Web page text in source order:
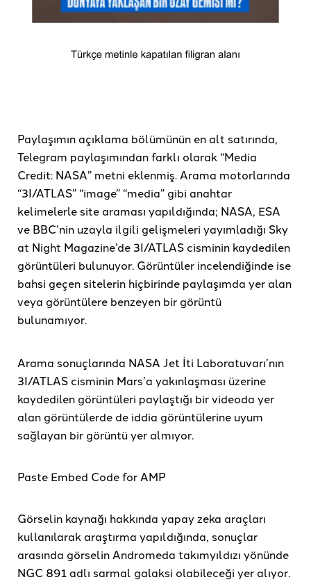
Paylaşımın açıklama bölümünün en alt satırında,
Telegram paylaşımından farklı olarak “Media
Credit: NASA” metni eklenmiş. Arama motorlarında
“3I/ATLAS” “image” “media” gibi anahtar
kelimelerle site araması yapıldığında; NASA, ESA
ve BBC’nin uzayla ilgili gelişmeleri yayımladığı Sky
at Night Magazine’de 3I/ATLAS cisminin kaydedilen
görüntüleri bulunuyor. Görüntüler incelendiğinde ise
bahsi geçen sitelerin hiçbirinde paylaşımda yer alan
veya görüntülere benzeyen bir görüntü
bulunamıyor.
Arama sonuçlarında NASA Jet İti Laboratuvarı’nın
3I/ATLAS cisminin Mars’a yakınlaşması üzerine
kaydedilen görüntüleri paylaştığı bir videoda yer
alan görüntülerde de iddia görüntülerine uyum
sağlayan bir görüntü yer almıyor.
Paste Embed Code for AMP
Görselin kaynağı hakkında yapay zeka araçları
kullanılarak araştırma yapıldığında, sonuçlar
arasında görselin Andromeda takımyıldızı yönünde
NGC 891 adlı sarmal galaksi olabileceği yer alıyor.